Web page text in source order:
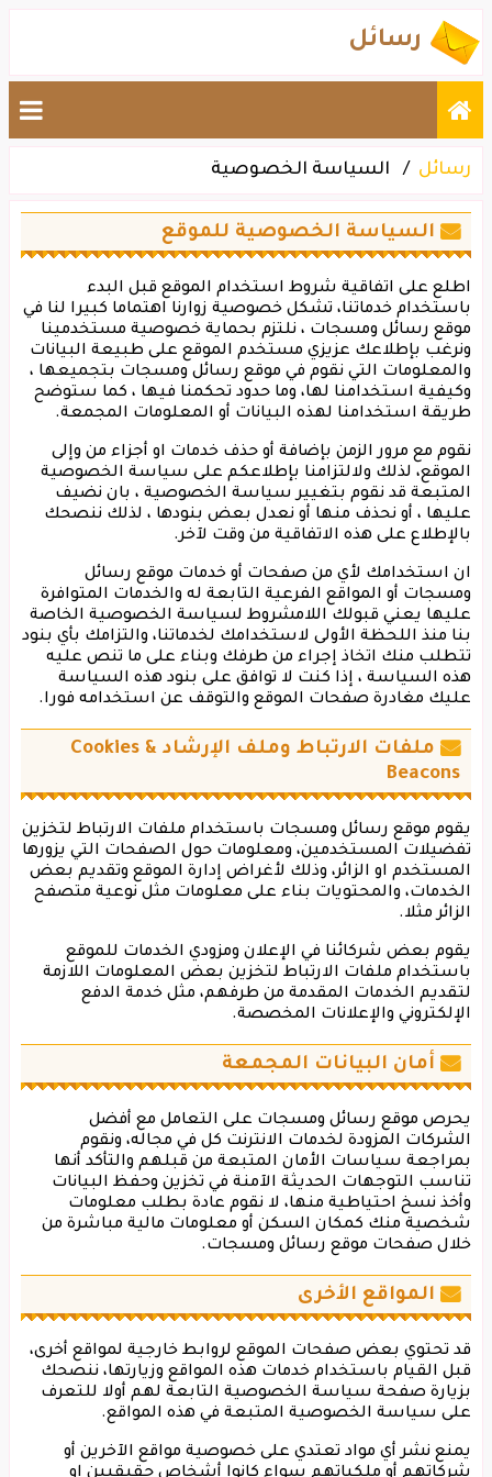
رسائل
رسائل السياسة الخصوصية
السياسة الخصوصية للموقع
اطلع على اتفاقية شروط استخدام الموقع قبل البدء
باستخدام خدماتنا، تشكل خصوصية زوارنا اهتماما كبيرا لنا في
موقع رسائل ومسجات ، نلتزم بحماية خصوصية مستخدمينا
ونرغب بإطلاعك عزيزي مستخدم الموقع على طبيعة البيانات
والمعلومات التي نقوم في موقع رسائل ومسجات بتجميعها ،
وكيفية استخدامنا لها، وما حدود تحكمنا فيها ، كما ستوضح
طريقة استخدامنا لهذه البيانات أو المعلومات المجمعة.
نقوم مع مرور الزمن بإضافة أو حذف خدمات او أجزاء من وإلى
الموقع، لذلك ولالتزامنا بإطلاعكم على سياسة الخصوصية
المتبعة قد نقوم بتغيير سياسة الخصوصية ، بان نضيف
عليها ، أو نحذف منها أو نعدل بعض بنودها ، لذلك ننصحك
بالإطلاع على هذه الاتفاقية من وقت لآخر.
ان استخدامك لأي من صفحات أو خدمات موقع رسائل
ومسجات أو المواقع الفرعية التابعة له والخدمات المتوافرة
عليها يعني قبولك اللامشروط لسياسة الخصوصية الخاصة
بنا منذ اللحظة الأولى لاستخدامك لخدماتنا، والتزامك بأي بنود
تتطلب منك اتخاذ إجراء من طرفك وبناء على ما تنص عليه
هذه السياسة ، إذا كنت لا توافق على بنود هذه السياسة
عليك مغادرة صفحات الموقع والتوقف عن استخدامه فورا.
ملفات الارتباط وملف الإرشاد Cookies &
Beacons
يقوم موقع رسائل ومسجات باستخدام ملفات الارتباط لتخزين
تفضيلات المستخدمين، ومعلومات حول الصفحات التي يزورها
المستخدم او الزائر، وذلك لأغراض إدارة الموقع وتقديم بعض
الخدمات، والمحتويات بناء على معلومات مثل نوعية متصفح
الزائر مثلا.
يقوم بعض شركائنا في الإعلان ومزودي الخدمات للموقع
باستخدام ملفات الارتباط لتخزين بعض المعلومات اللازمة
لتقديم الخدمات المقدمة من طرفهم، مثل خدمة الدفع
الإلكتروني والإعلانات المخصصة.
أمان البيانات المجمعة
يحرص موقع رسائل ومسجات على التعامل مع أفضل
الشركات المزودة لخدمات الانترنت كل في مجاله، ونقوم
بمراجعة سياسات الأمان المتبعة من قبلهم والتأكد أنها
تناسب التوجهات الحديثة الآمنة في تخزين وحفظ البيانات
وأخذ نسخ احتياطية منها، لا نقوم عادة بطلب معلومات
شخصية منك كمكان السكن أو معلومات مالية مباشرة من
خلال صفحات موقع رسائل ومسجات.
المواقع الأخرى
قد تحتوي بعض صفحات الموقع لروابط خارجية لمواقع أخرى،
قبل القيام باستخدام خدمات هذه المواقع وزيارتها، ننصحك
بزيارة صفحة سياسة الخصوصية التابعة لهم أولا للتعرف
على سياسة الخصوصية المتبعة في هذه المواقع.
يمنع نشر أي مواد تعتدي على خصوصية مواقع الآخرين أو